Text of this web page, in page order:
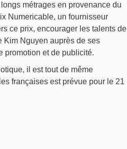
métrages en provenance du
Numericable, un fournisseur
ce prix, encourager les talents de
Kim Nguyen auprès de ses
promotion et de publicité.
il est tout de même
françaises est prévue pour le 21